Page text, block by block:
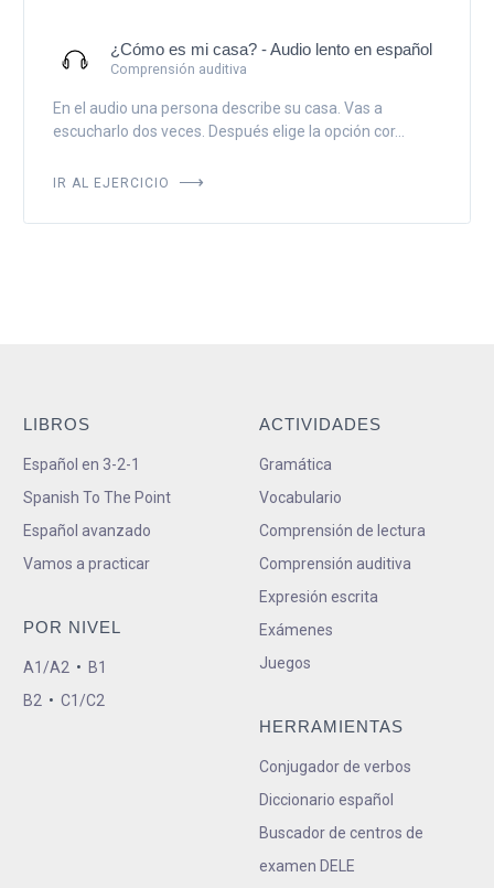
¿Cómo es mi casa? - Audio lento en español
Comprensión auditiva
En el audio una persona describe su casa. Vas a
escucharlo dos veces. Después elige la opción cor...
IR AL EJERCICIO
LIBROS
Español en 3-2-1
Spanish To The Point
Español avanzado
Vamos a practicar
POR NIVEL
A1/A2 • B1
B2 • C1/C2
ACTIVIDADES
Gramática
Vocabulario
Comprensión de lectura
Comprensión auditiva
Expresión escrita
Exámenes
Juegos
HERRAMIENTAS
Conjugador de verbos
Diccionario español
Buscador de centros de
examen DELE